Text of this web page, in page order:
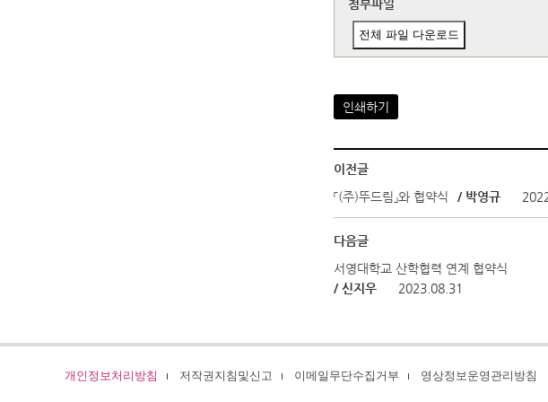
첨부파일
전체 파일 다운로드
인쇄하기
이전글
「(주)뚜드림」와 협약식
/ 박영규
다음글
서영대학교 산학협력 연계 협약식
/ 신지우
2023.08.31
개인정보처리방침 저작권지침및신고 이메일무단수집거부 영상정보운영관리방침